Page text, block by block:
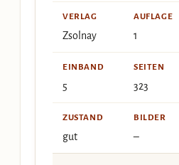
VERLAG
Zsolnay
AUFLAGE
1
EINBAND
5
SEITEN
323
ZUSTAND
gut
BILDER
–